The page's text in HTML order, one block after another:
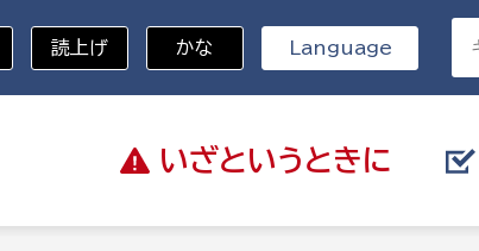
いざと いうときに
読上げ かな Language